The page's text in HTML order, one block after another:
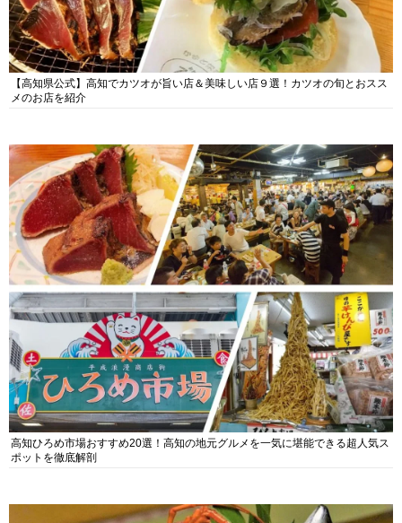
【高知県公式】高知でカツオが旨い店＆美味しい店９選！カツオの旬とおスス
メのお店を紹介
高知ひろめ市場おすすめ20選！高知の地元グルメを一気に堪能できる超人気ス
ポットを徹底解剖